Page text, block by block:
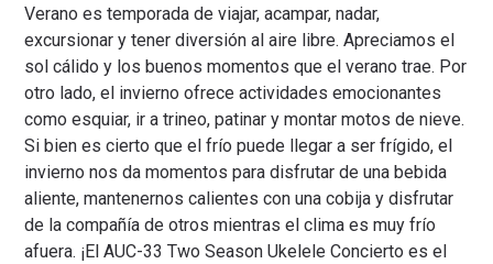
Verano es temporada de viajar, acampar, nadar,
excursionar y tener diversión al aire libre. Apreciamos el
sol cálido y los buenos momentos que el verano trae. Por
otro lado, el invierno ofrece actividades emocionantes
como esquiar, ir a trineo, patinar y montar motos de nieve.
Si bien es cierto que el frío puede llegar a ser frígido, el
invierno nos da momentos para disfrutar de una bebida
aliente, mantenernos calientes con una cobija y disfrutar
de la compañía de otros mientras el clima es muy frío
afuera. ¡El AUC-33 Two Season Ukelele Concierto es el